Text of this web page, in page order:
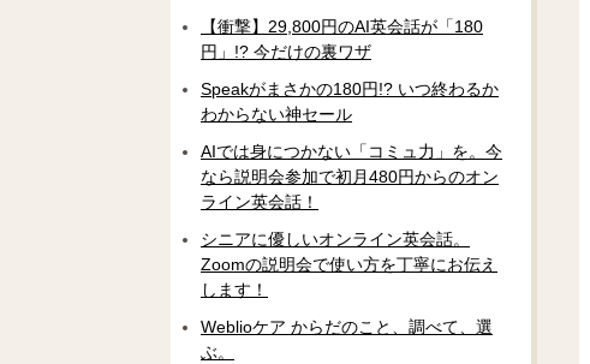
【衝撃】29,800円のAI英会話が「180
円」!? 今だけの裏ワザ
Speakがまさかの180円!? いつ終わるか
わからない神セール
AIでは身につかない「コミュ力」を。今
なら説明会参加で初月480円からのオン
ライン英会話！
シニアに優しいオンライン英会話。
Zoomの説明会で使い方を丁寧にお伝え
します！
Weblioケア からだのこと、調べて、選
ぶ。